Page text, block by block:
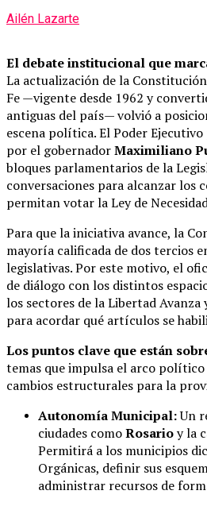
Ailén Lazarte
El debate institucional que
La actualización de la
Fe —vigente desde 1962 y
antiguas del país— volvió a
escena política. El Poder
por el gobernadorMaximiliano
bloques parlamentarios de la
conversaciones para alcanzar los
permitan votar la Ley de
Para que la iniciativa avance, la
mayoría calificada de dos tercios
legislativas. Por este motivo, el
de diálogo con los distintos
los sectores de la Libertad Avanza
para acordar qué artículos se
Los puntos clave que están
temas que impulsa el arco
cambios estructurales para la
Autonomía Municipal:Un
ciudades comoRosarioy la
Permitirá a los municipios
Orgánicas, definir sus
administrar recursos de